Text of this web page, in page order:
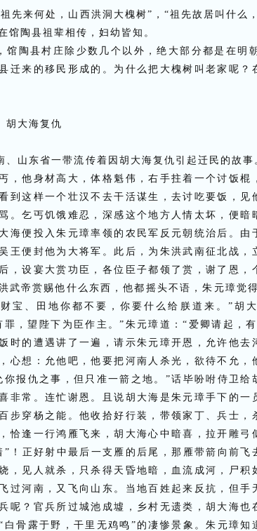
先来何处，山西洪洞大槐树”，“祖先故居叫什么
馆陶县祖辈相传，妇幼皆知。
馆陶县村庄除少数几个以外，绝大部分都是在明
迁来的移民形成的。为什么把大槐树叫老家呢？
胡大海复仇
、山东省一带流传着因胡大海复仇引起迁民的故
，他身材高大，体格魁伟，右手拄着一个讨饭棍
到这样一个壮汉不去干活谋生，去讨吃要饭，见
。乞丐饥饿难忍，深感这个地方人情太坏，便暗
海便投入朱元璋率领的农民军反元朝统治后。由
王便封他为大将军。此后，为朱洪武南征北战，
，设宴大赏功臣，各位臣子都领了赏，谢了恩，
武帝赏赐他什么东西，他都摇头不语，朱元璋觉
宝、田地你都不要，你要什么给朕道来。”胡
罪，望陛下为臣作主。”朱元璋道：“爱卿请起，
时的遭遇讲了一遍，请示朱元璋开恩，允许他去
心想：允他吧，他要把河南人杀光，欲待不允，
你报仇之事，但只准一箭之地。”话毕吩咐侍卫给
非常。连忙谢恩。且说胡大海是朱元璋手下的一
步穿杨之能。他收拾好行装，带领家丁、兵士，
恰逢一行鸿雁飞来，胡大海心中暗喜，拉开雕弓
”！正好射中最后一支雁的后尾，那雁带箭向前飞
，见人就杀，只杀得天昏地暗，血流成河，尸积
过河南，又飞向山东。当地百姓起来反抗，但手
呢？官兵所过城池成墟，乡村无遗类，胡大海也
白骨露于野，干里无鸡鸣”的凄惨景象。朱元璋知